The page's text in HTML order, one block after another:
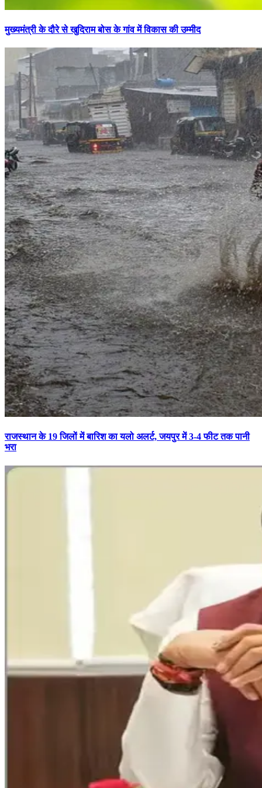
मुख्यमंत्री के दौरे से खुदिराम बोस के गांव में विकास की उम्मीद
राजस्थान के 19 जिलों में बारिश का यलो अलर्ट, जयपुर में 3-4 फीट तक पानी
भरा